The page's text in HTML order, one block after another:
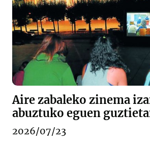
Aire zabaleko zinema
abuztuko eguen
2026/07/23